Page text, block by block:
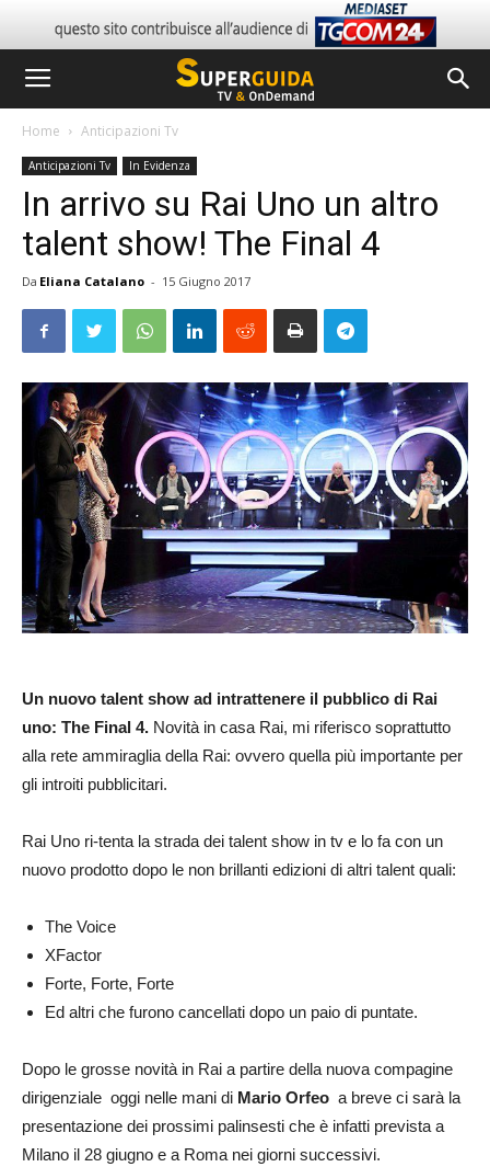
Home Anticipazioni Tv
Anticipazioni Tv In Evidenza
In arrivo su Rai Uno un altro
talent show! The Final 4
Da Eliana Catalano - 15 Giugno 2017
Un nuovo talent show ad intrattenere il pubblico di Rai
uno: The Final 4. Novità in casa Rai, mi riferisco soprattutto
alla rete ammiraglia della Rai: ovvero quella più importante per
gli introiti pubblicitari.
Rai Uno ri-tenta la strada dei talent show in tv e lo fa con un
nuovo prodotto dopo le non brillanti edizioni di altri talent quali:
The Voice
XFactor
Forte, Forte, Forte
Ed altri che furono cancellati dopo un paio di puntate.
Dopo le grosse novità in Rai a partire della nuova compagine
dirigenziale oggi nelle mani di Mario Orfeo a breve ci sarà la
presentazione dei prossimi palinsesti che è infatti prevista a
Milano il 28 giugno e a Roma nei giorni successivi.